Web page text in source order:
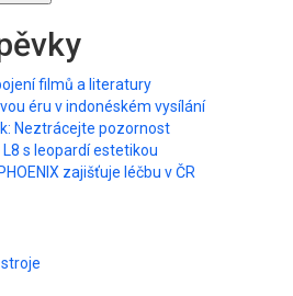
filmů a literatury
éru v indonéském vysílání
Neztrácejte pozornost
s leopardí estetikou
zajišťuje léčbu v ČR